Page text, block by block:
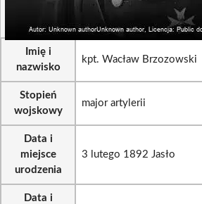
Imię i
nazwisko
kpt. Wacław Brzozowski
Stopień
wojskowy
major artylerii
Data i
miejsce
urodzenia
3 lutego 1892 Jasło
Data i